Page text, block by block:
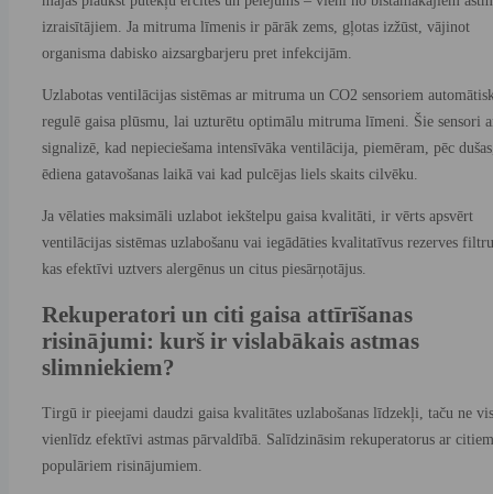
izraisītājiem. Ja mitruma līmenis ir pārāk zems, gļotas izžūst, vājinot
organisma dabisko aizsargbarjeru pret infekcijām.
Uzlabotas ventilācijas sistēmas ar mitruma un CO2 sensoriem
regulē gaisa plūsmu, lai uzturētu optimālu mitruma līmeni. Šie sensori
signalizē, kad nepieciešama intensīvāka ventilācija, piemēram, pēc
ēdiena gatavošanas laikā vai kad pulcējas liels skaits cilvēku.
Ja vēlaties maksimāli uzlabot iekštelpu gaisa kvalitāti, ir vērts apsvērt
ventilācijas sistēmas uzlabošanu vai iegādāties kvalitatīvus rezerves
kas efektīvi uztvers alergēnus un citus piesārņotājus.
Rekuperatori un citi gaisa attīrīšanas
risinājumi: kurš ir vislabākais astmas
slimniekiem?
Tirgū ir pieejami daudzi gaisa kvalitātes uzlabošanas līdzekļi, taču ne
vienlīdz efektīvi astmas pārvaldībā. Salīdzināsim rekuperatorus ar citiem
populāriem risinājumiem.